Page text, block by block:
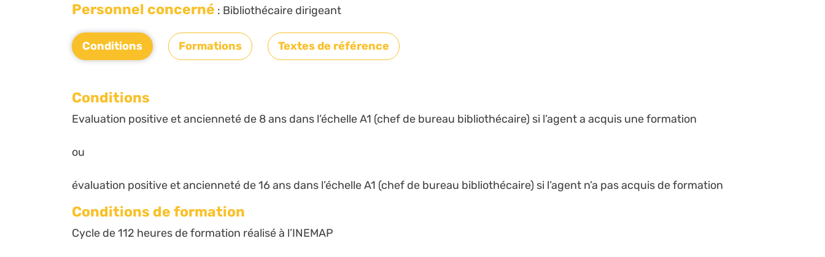
Personnel concerné : Bibliothécaire dirigeant
Conditions Formations Textes de référence
Conditions
Evaluation positive et ancienneté de 8 ans dans l’échelle A1 (chef de bureau bibliothécaire) si l’agent a acquis une formation
ou
évaluation positive et ancienneté de 16 ans dans l’échelle A1 (chef de bureau bibliothécaire) si l’agent n’a pas acquis de formation
Conditions de formation
Cycle de 112 heures de formation réalisé à l’INEMAP